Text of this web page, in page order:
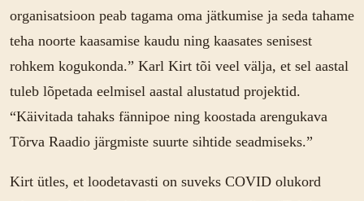
organisatsioon peab tagama oma jätkumise ja seda tahame
teha noorte kaasamise kaudu ning kaasates senisest
rohkem kogukonda.” Karl Kirt tõi veel välja, et sel aastal
tuleb lõpetada eelmisel aastal alustatud projektid.
“Käivitada tahaks fännipoe ning koostada arengukava
Tõrva Raadio järgmiste suurte sihtide seadmiseks.”
Kirt ütles, et loodetavasti on suveks COVID olukord